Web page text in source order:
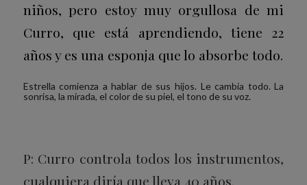
niños, pero estoy muy orgullosa de mi
Curro, que está aprendiendo, tiene 22
años y es una esponja que lo absorbe todo.
Estrella comienza a hablar de sus hijos. Le cambia todo. La
sonrisa, la mirada, el color de su piel, el tono de su voz.
P: Curro controla todos los instrumentos,
cualquiera diría que lleva 40 años.